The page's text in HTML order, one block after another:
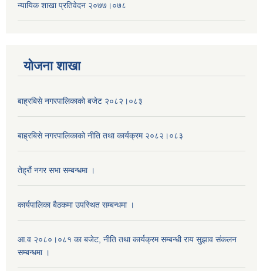
न्यायिक शाखा प्रतिवेदन २०७७।०७८
याेजना शाखा
बाह्रबिसे नगरपालिकाको बजेट २०८२।०८३
बाह्रबिसे नगरपालिकाको नीति तथा कार्यक्रम २०८२।०८३
तेह्रौं नगर सभा सम्बन्धमा ।
कार्यपालिका बैठकमा उपस्थित सम्बन्धमा ।
आ.व २०८०।०८१ का बजेट, नीति तथा कार्यक्रम सम्बन्धी राय सुझाव संकलन
सम्बन्धमा ।